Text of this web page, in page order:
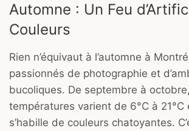
Automne : Un Feu
Couleurs
Rien n’équivaut à l’automne à
passionnés de photographie et
bucoliques. De septembre à
températures varient de 6°C à 21°C
s’habille de couleurs chatoyantes.